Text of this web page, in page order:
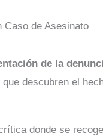
Caso de Asesinato
de la
descubren el
donde se